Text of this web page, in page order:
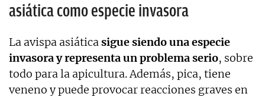
asiática como especie invasora
La avispa asiáticasigue siendo una especie
invasora y representa un problema serio, sobre
todo para la apicultura. Además, pica, tiene
veneno y puede provocar reacciones graves en